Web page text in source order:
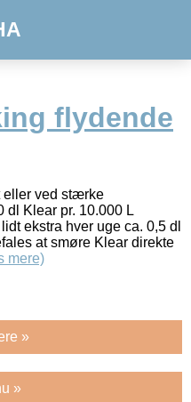
flydende
ved stærke
Klear pr. 10.000 L
ekstra hver uge ca. 0,5 dl
at smøre Klear direkte
mere)
»
»